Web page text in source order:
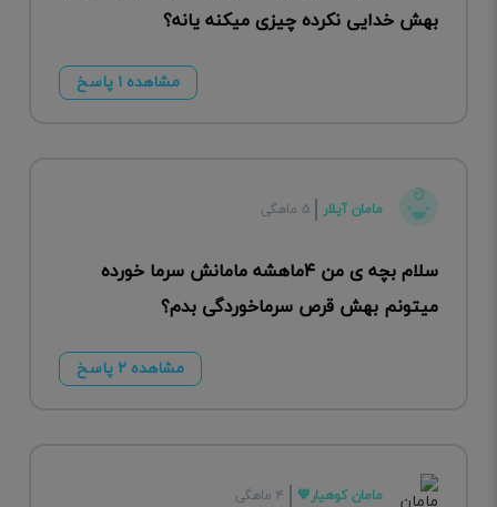
بهش خدایی نکرده چیزی میکنه یانه؟
مشاهده ۱ پاسخ
مامان آیلار ۵ ماهگی
سلام بچه ی من ۴ماهشه مامانش سرما خورده
میتونم بهش قرص سرماخوردگی بدم؟
مشاهده ۲ پاسخ
مامان کوهیار💙 ۴ ماهگی